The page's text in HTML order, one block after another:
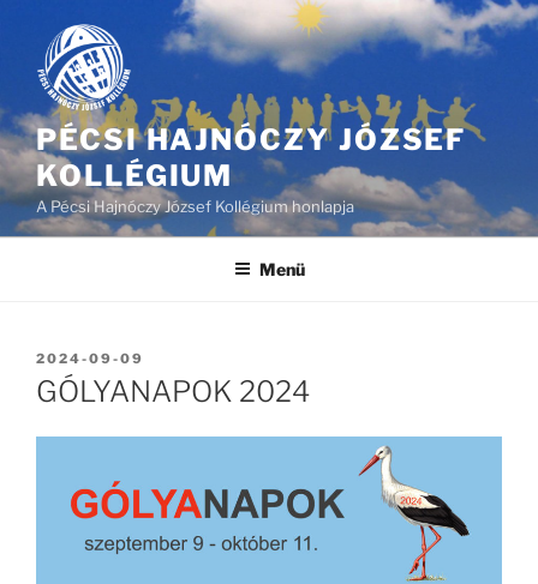
PÉCSI HAJNÓCZY JÓZSEF
KOLLÉGIUM
A Pécsi Hajnóczy József Kollégium honlapja
Menü
BEKÜLDVE:
2024-09-09
GÓLYANAPOK 2024